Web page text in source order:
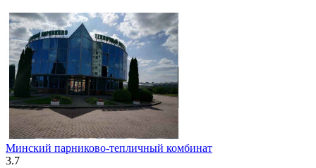
Минский парниково-тепличный комбинат
3.7